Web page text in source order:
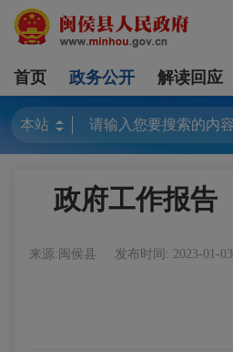
首页 政务公开 解读回应
政府工作报告
来源:闽侯县 发布时间: 2023-01-